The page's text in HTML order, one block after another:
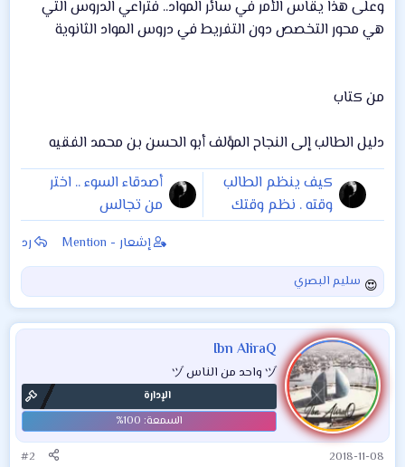
وعلى هذا يقاس الأمر في سائر المواد.. فتراعي الدروس التي
هي محور التخصص دون التفريط في دروس المواد الثانوية
من كتاب
دليل الطالب إلى النجاح المؤلف أبو الحسن بن محمد الفقيه
كيف ينظم الطالب
وقته . نظم وقتك
أصدقاء السوء .. اختر
من تجالس
إشعار - Mention رد
ا
ل
ت
ف
ا
ع
ل
ا
ت
:
سليم البصري
Ibn AliraQ
ヅ واحد من الناس ヅ
الإدارة
2018-11-08
#2